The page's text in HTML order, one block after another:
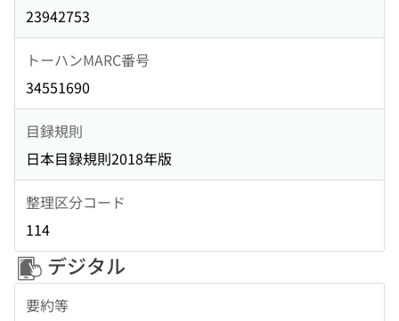
23942753
トーハンMARC番号
34551690
目録規則
日本目録規則2018年版
整理区分コード
114
デジタル
要約等